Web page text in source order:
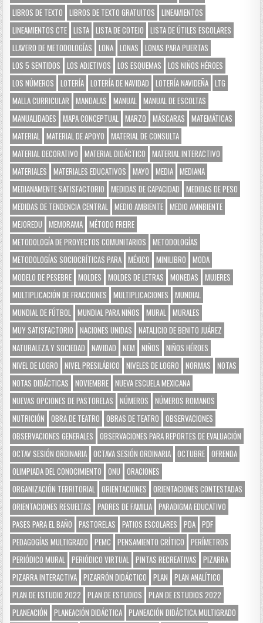
LIBROS DE TEXTO
LIBROS DE TEXTO GRATUITOS
LINEAMIENTOS
LINEAMIENTOS CTE LISTA LISTA DE COTEJO
LISTA DE ÚTILES ESCOLARES
LLAVERO DE METODOLOGÍAS
LONA LONAS
LONAS PARA PUERTAS
LOS 5 SENTIDOS
LOS ADJETIVOS LOS ESQUEMAS
LOS NIÑOS HÉROES
LOS NÚMEROS
LOTERÍA LOTERÍA DE NAVIDAD LOTERÍA NAVIDEÑA LTG
MALLA CURRICULAR
MANDALAS MANUAL
MANUAL DE ESCOLTAS
MANUALIDADES
MAPA CONCEPTUAL MARZO MÁSCARAS
MATEMÁTICAS
MATERIAL
MATERIAL DE APOYO
MATERIAL DE CONSULTA
MATERIAL DECORATIVO
MATERIAL DIDÁCTICO
MATERIAL INTERACTIVO
MATERIALES
MATERIALES EDUCATIVOS MAYO MEDIA MEDIANA
MEDIANAMENTE SATISFACTORIO
MEDIDAS DE CAPACIDAD
MEDIDAS DE PESO
MEDIDAS DE TENDENCIA CENTRAL
MEDIO AMBIENTE MEDIO AMNBIENTE
MEJOREDU
MEMORAMA MÉTODO FREIRE
METODOLOGÍA DE PROYECTOS COMUNITARIOS
METODOLOGÍAS
METODOLOGÍAS SOCIOCRÍTICAS PARA MÉXICO MINILIBRO
MODA
MODELO DE PESEBRE MOLDES MOLDES DE LETRAS MONEDAS
MUJERES
MULTIPLICACIÓN DE FRACCIONES
MULTIPLICACIONES
MUNDIAL
MUNDIAL DE FÚTBOL
MUNDIAL PARA NIÑOS MURAL
MURALES
MUY SATISFACTORIO
NACIONES UNIDAS
NATALICIO DE BENITO JUÁREZ
NATURALEZA Y SOCIEDAD
NAVIDAD NEM NIÑOS
NIÑOS HÉROES
NIVEL DE LOGRO
NIVEL PRESILÁBICO NIVELES DE LOGRO NORMAS
NOTAS
NOTAS DIDÁCTICAS
NOVIEMBRE NUEVA ESCUELA MEXICANA
NUEVAS OPCIONES DE PASTORELAS
NÚMEROS
NÚMEROS ROMANOS
NUTRICIÓN
OBRA DE TEATRO OBRAS DE TEATRO
OBSERVACIONES
OBSERVACIONES GENERALES
OBSERVACIONES PARA REPORTES DE EVALUACIÓN
OCTAV SESIÓN ORDINARIA OCTAVA SESIÓN ORDINARIA OCTUBRE OFRENDA
OLIMPIADA DEL CONOCIMIENTO
ONU
ORACIONES
ORGANIZACIÓN TERRITORIAL
ORIENTACIONES
ORIENTACIONES CONTESTADAS
ORIENTACIONES RESUELTAS
PADRES DE FAMILIA PARADIGMA EDUCATIVO
PASES PARA EL BAÑO
PASTORELAS PATIOS ESCOLARES PDA PDF
PEDAGOGÍAS MULTIGRADO
PEMC PENSAMIENTO CRÍTICO
PERÍMETROS
PERIÓDICO MURAL
PERIÓDICO VIRTUAL PINTAS RECREATIVAS
PIZARRA
PIZARRA INTERACTIVA PIZARRÓN DIDÁCTICO PLAN
PLAN ANALÍTICO
PLAN DE ESTUDIO 2022
PLAN DE ESTUDIOS
PLAN DE ESTUDIOS 2022
PLANEACIÓN
PLANEACIÓN DIDÁCTICA PLANEACIÓN DIDÁCTICA MULTIGRADO